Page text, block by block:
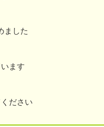
ました
ます
ださい